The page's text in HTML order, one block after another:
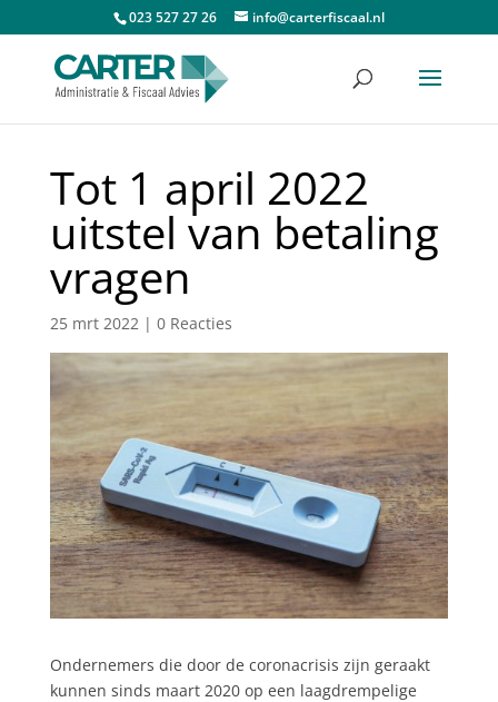
023 527 27 26 info@carterfiscaal.nl
Tot 1 april 2022
uitstel van betaling
vragen
25 mrt 2022| 0 Reacties
Ondernemers die door de coronacrisis zijn geraakt
kunnen sinds maart 2020 op een laagdrempelige